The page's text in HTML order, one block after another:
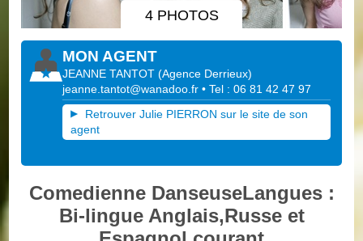
4 PHOTOS
MON AGENT
JEANNE TANTOT (Agence Derrieux)
jeanne.tantot@wanadoo.fr • Tel : 06 81 42 47 97
Retrouver Julie PIERRON sur le site de son
agent
Comedienne DanseuseLangues :
Bi-lingue Anglais,Russe et